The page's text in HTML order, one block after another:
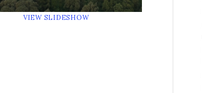
VIEW SLIDESHOW